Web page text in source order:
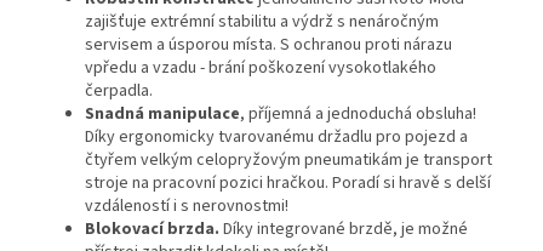
zajišťuje extrémní stabilitu a výdrž s nenáročným
servisem a úsporou místa. S ochranou proti nárazu
vpředu a vzadu - brání poškození vysokotlakého
čerpadla.
Snadná manipulace, příjemná a jednoduchá obsluha!
Díky ergonomicky tvarovanému držadlu pro pojezd a
čtyřem velkým celopryžovým pneumatikám je transport
stroje na pracovní pozici hračkou. Poradí si hravě s delší
vzdáleností i s nerovnostmi!
Blokovací brzda. Díky integrované brzdě, je možné